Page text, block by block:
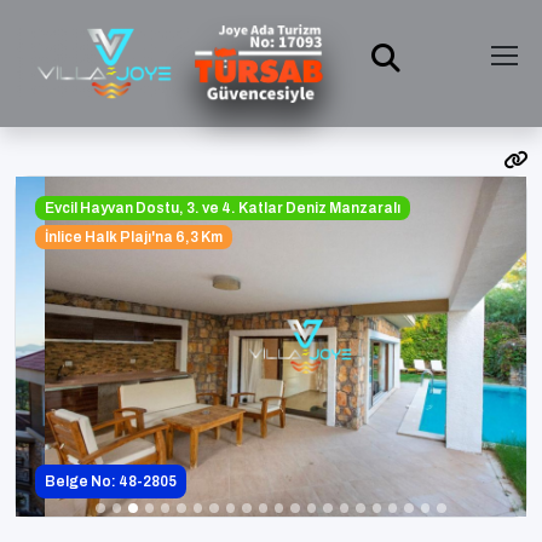
Evcil Hayvan Dostu, 3. ve 4. Katlar Deniz Manzaralı
İnlice Halk Plajı'na 6,3 Km
Belge No: 48-2805